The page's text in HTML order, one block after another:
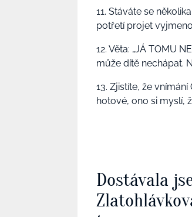
11. Stáváte se
potřetí projet
12. Věta: „JÁ TOMU
může dítě nechápat.
13. Zjistíte, že
hotové, ono si myslí,
Dostávala